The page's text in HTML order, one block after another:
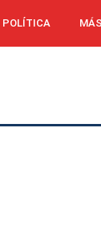
POLÍTICA